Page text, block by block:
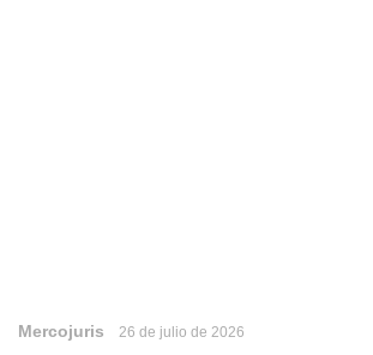
Mercojuris 26 de julio de 2026